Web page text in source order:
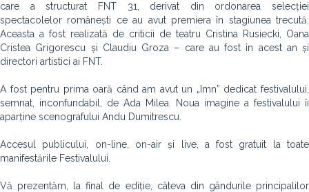
care a structurat FNT 31, derivat din ordonarea selecției
spectacolelor românești ce au avut premiera în stagiunea trecută.
Aceasta a fost realizată de criticii de teatru Cristina Rusiecki, Oana
Cristea Grigorescu și Claudiu Groza – care au fost în acest an și
directori artistici ai FNT.
A fost pentru prima oară când am avut un „Imn” dedicat festivalului,
semnat, inconfundabil, de Ada Milea. Noua imagine a festivalului îi
aparține scenografului Andu Dumitrescu.
Accesul publicului, on-line, on-air și live, a fost gratuit la toate
manifestările Festivalului.
Vă prezentăm, la final de ediție, câteva din gândurile principalilor